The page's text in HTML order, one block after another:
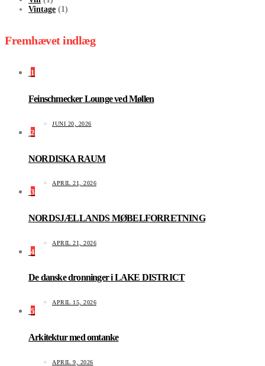
Vintage (1)
Fremhævet indlæg
1
Feinschmecker Lounge ved Møllen
JUNI 20, 2026
2
NORDISKA RAUM
APRIL 21, 2026
3
NORDSJÆLLANDS MØBELFORRETNING
APRIL 21, 2026
4
De danske dronninger i LAKE DISTRICT
APRIL 15, 2026
5
Arkitektur med omtanke
APRIL 9, 2026